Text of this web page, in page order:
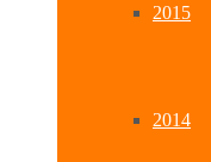
2015
2014